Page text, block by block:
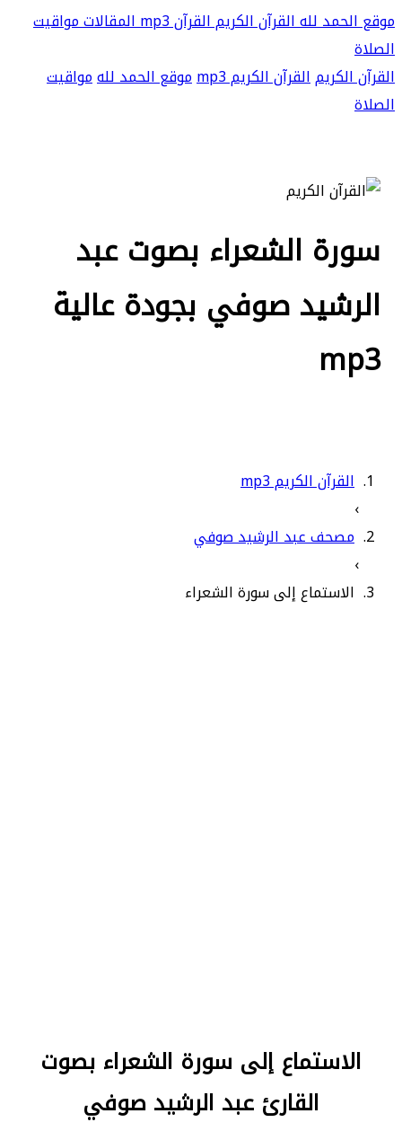
موقع الحمد للهالقرآن الكريمالقرآن mp3 المقالاتمواقيت
الصلاة
القرآن الكريمالقرآن الكريم mp3 موقع الحمد للهمواقيت
الصلاة
سورة الشعراء بصوت عبد
الرشيد صوفي بجودة عالية
mp3
القرآن الكريم mp3
›
مصحف عبد الرشيد صوفي
›
الاستماع إلى سورة الشعراء
الاستماع إلى سورة الشعراء بصوت
القارئ عبد الرشيد صوفي